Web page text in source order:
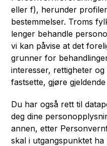
eller f), herunder
bestemmelser. Troms
lenger behandle
vi kan påvise at det
grunner for
interesser, rettigheter
fastsette, gjøre
Du har også rett til
deg dine
annen, etter
skal i utgangspunktet